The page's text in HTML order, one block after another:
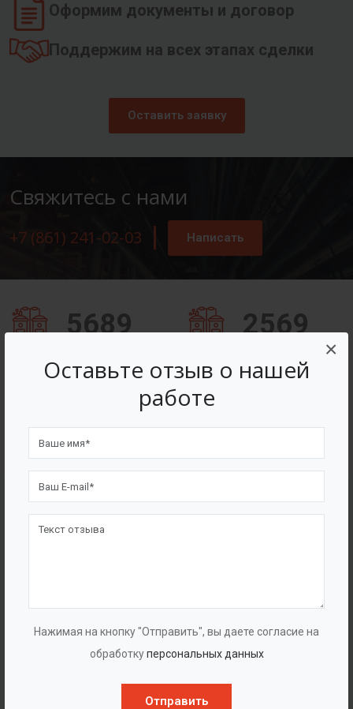
Оставьте отзыв о нашей
работе
Нажимая на кнопку "Отправить", вы даете согласие на
обработкуперсональных данных
Отправить
×
Оформим документы и договор
Поддержим на всех этапах сделки
Оставить заявку
Свяжитесь с нами
+7 (861) 241-02-03 Написать
5689 2569
Счастливых клиентов
Сертификаты